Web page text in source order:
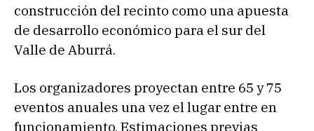
construcción del recinto como una apuesta
de desarrollo económico para el sur del
Valle de Aburrá.
Los organizadores proyectan entre 65 y 75
eventos anuales una vez el lugar entre en
funcionamiento. Estimaciones previas